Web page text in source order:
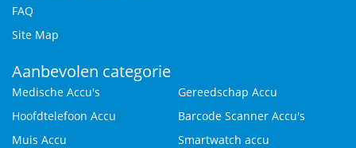
FAQ
Site Map
Aanbevolen categorie
Medische Accu's
Gereedschap Accu
Hoofdtelefoon Accu
Barcode Scanner Accu's
Muis Accu
Smartwatch accu